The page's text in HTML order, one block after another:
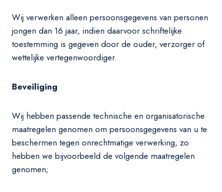
Wij verwerken alleen persoonsgegevens van personen
jongen dan 16 jaar, indien daarvoor schriftelijke
toestemming is gegeven door de ouder, verzorger of
wettelijke vertegenwoordiger.
Beveiliging
Wij hebben passende technische en organisatorische
maatregelen genomen om persoonsgegevens van u te
beschermen tegen onrechtmatige verwerking, zo
hebben we bijvoorbeeld de volgende maatregelen
genomen;